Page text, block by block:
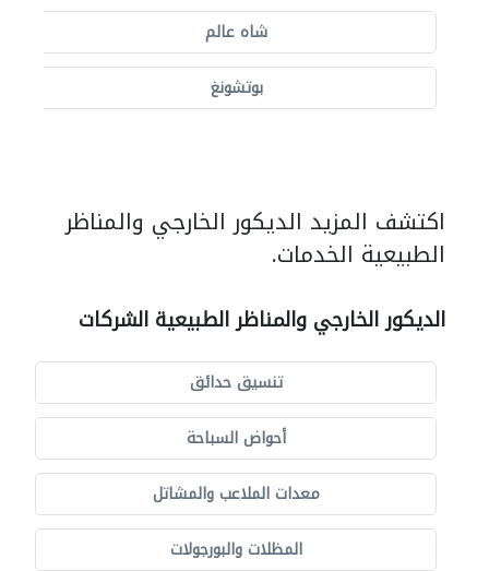
شاه عالم
بوتشونغ
اكتشف المزيد الديكور الخارجي والمناظر
الطبيعية الخدمات.
الديكور الخارجي والمناظر الطبيعية الشركات
تنسيق حدائق
أحواض السباحة
معدات الملاعب والمشاتل
المظلات والبورجولات